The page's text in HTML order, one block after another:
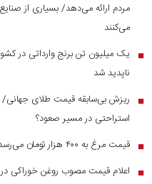
مردم ارائه می‌دهد/ بسیاری از
می‌کنند
■
ناپدید شد
■
ریزش بی‌سابقه قیمت طلای جهانی/
استراحتی در مسیر صعود؟
■ قیمت مرغ به ۴۰۰ هزار تومان می‌رسد؟
■ اعلام قیمت مصوب روغن خوراکی در